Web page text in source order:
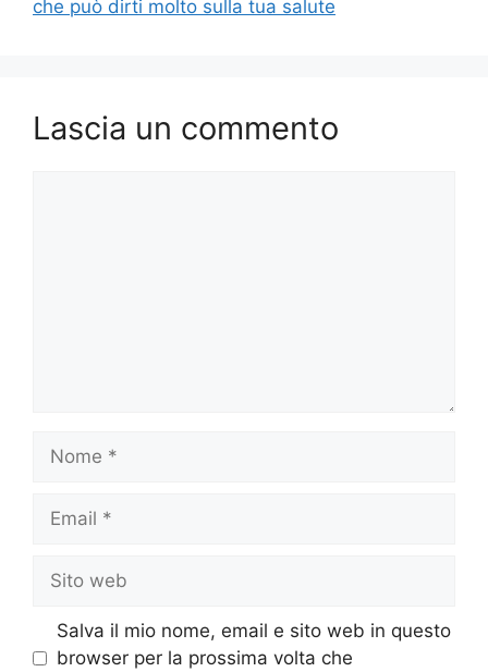
che può dirti molto sulla tua salute
Lascia un commento
web
Salva il mio nome, email e sito web in questo
browser per la prossima volta che